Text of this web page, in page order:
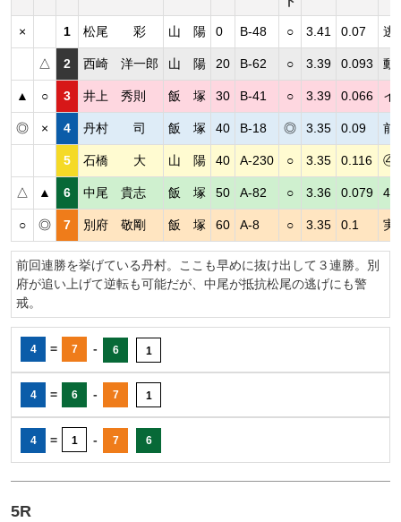
× 1 松尾 彩 山 陽 0 B-48 ○ 3.41 0.07 逃
△ 2 西崎 洋一郎 山 陽 20 B-62 ○ 3.39 0.093 動
▲ ○ 3 井上 秀則 飯 塚 30 B-41 ○ 3.39 0.066 イ
◎ × 4 丹村 司 飯 塚 40 B-18 ◎ 3.35 0.09 前
5 石橋 大 山 陽 40 A-230 ○ 3.35 0.116 ④
△ ▲ 6 中尾 貴志 飯 塚 50 A-82 ○ 3.36 0.079 40
○ ◎ 7 別府 敬剛 飯 塚 60 A-8 ○ 3.35 0.1 実
前回連勝を挙げている丹村。ここも早めに抜け出して３連勝。別
府が追い上げて逆転も可能だが、中尾が抵抗松尾の逃げにも警
戒。
4 = 7 - 6 1
4 = 6 - 7 1
4 = 1 - 7 6
5R